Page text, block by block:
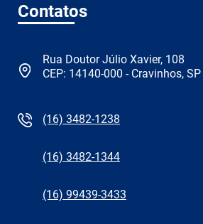
Contatos
Rua Doutor Júlio Xavier, 108
CEP: 14140-000 - Cravinhos, SP
(16) 3482-1238
(16) 3482-1344
(16) 99439-3433